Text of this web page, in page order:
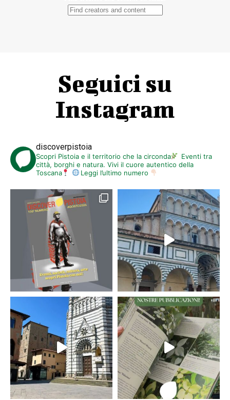
Seguici su
Instagram
discoverpistoia
Scopri Pistoia e il territorio che la circonda
Eventi tra
città, borghi e natura. Vivi il cuore autentico della
Toscana
Leggi l’ultimo numero